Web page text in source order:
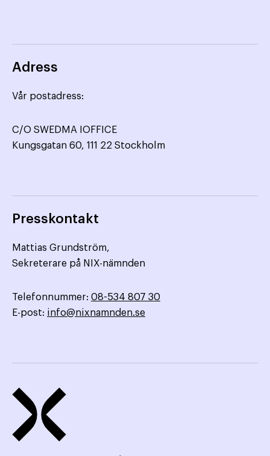
Adress
Vår postadress:
C/O SWEDMA IOFFICE
Kungsgatan 60, 111 22 Stockholm
Presskontakt
Mattias Grundström,
Sekreterare på NIX-nämnden
Telefonnummer: 08-534 807 30
E-post: info@nixnamnden.se